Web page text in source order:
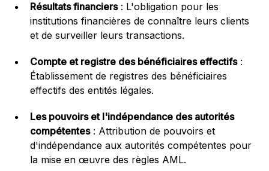
Résultats financiers: L'obligation pour les
institutions financières de connaître leurs clients
et de surveiller leurs transactions.
Compte et registre des bénéficiaires effectifs:
Établissement de registres des bénéficiaires
effectifs des entités légales.
Les pouvoirs et l'indépendance des autorités
compétentes: Attribution de pouvoirs et
d'indépendance aux autorités compétentes pour
la mise en œuvre des règles AML.